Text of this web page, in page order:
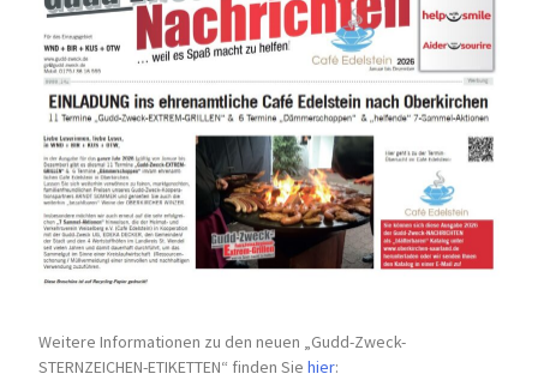
Weitere Informationen zu den neuen „Gudd-Zweck-
STERNZEICHEN-ETIKETTEN“ finden Siehier: